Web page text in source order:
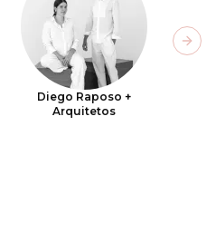
Diego Raposo +
Arquitetos